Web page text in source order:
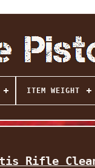
ITEM WEIGHT
Rifle